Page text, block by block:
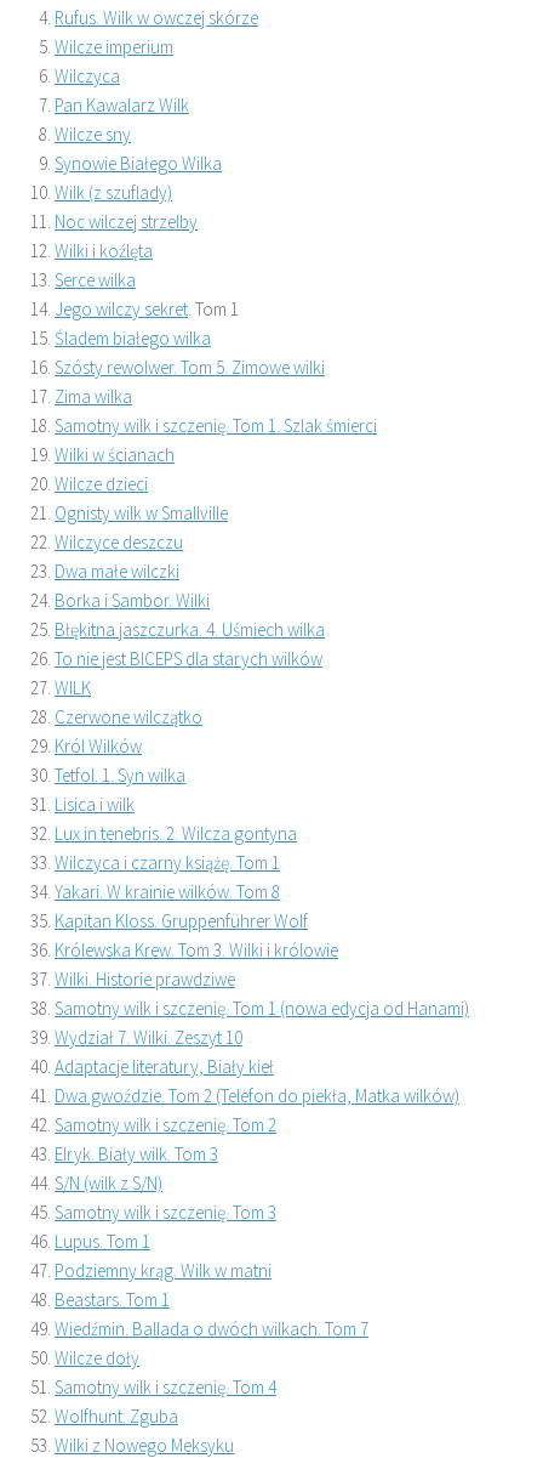
Rufus. Wilk w owczej skórze
Wilcze imperium
Wilczyca
Pan Kawalarz Wilk
Wilcze sny
Synowie Białego Wilka
Wilk (z szuflady)
Noc wilczej strzelby
Wilki i koźlęta
Serce wilka
Jego wilczy sekret . Tom 1
Śladem białego wilka
Szósty rewolwer. Tom 5. Zimowe wilki
Zima wilka
Samotny wilk i szczenię. Tom 1. Szlak śmierci
Wilki w ścianach
Wilcze dzieci
Ognisty wilk w Smallville
Wilczyce deszczu
Dwa małe wilczki
Borka i Sambor. Wilki
Błękitna jaszczurka. 4. Uśmiech wilka
To nie jest BICEPS dla starych wilków
WILK
Czerwone wilczątko
Król Wilków
Tetfol. 1. Syn wilka
Lisica i wilk
Lux in tenebris. 2. Wilcza gontyna
Wilczyca i czarny książę. Tom 1
Yakari. W krainie wilków. Tom 8
Kapitan Kloss. Gruppenführer Wolf
Królewska Krew. Tom 3. Wilki i królowie
Wilki. Historie prawdziwe
Samotny wilk i szczenię. Tom 1 (nowa edycja od Hanami)
Wydział 7. Wilki. Zeszyt 10
Adaptacje literatury, Biały kieł
Dwa gwoździe. Tom 2 (Telefon do piekła, Matka wilków)
Samotny wilk i szczenię. Tom 2
Elryk. Biały wilk. Tom 3
S/N (wilk z S/N)
Samotny wilk i szczenię. Tom 3
Lupus. Tom 1
Podziemny krąg. Wilk w matni
Beastars. Tom 1
Wiedźmin. Ballada o dwóch wilkach. Tom 7
Wilcze doły
Samotny wilk i szczenię. Tom 4
Wolfhunt. Zguba
Wilki z Nowego Meksyku